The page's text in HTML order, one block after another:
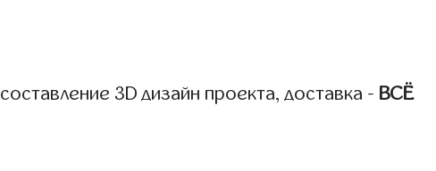
3D дизайн проекта, доставка - ВСЁ